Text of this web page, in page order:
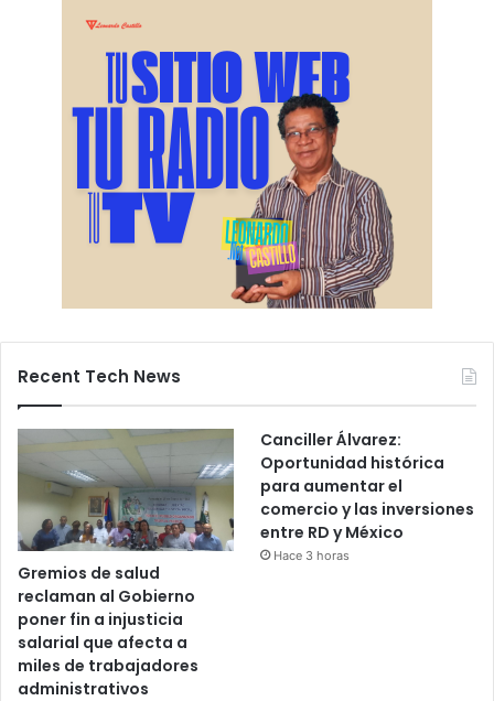
Recent Tech News
Gremios de salud
reclaman al Gobierno
poner fin a injusticia
salarial que afecta a
miles de trabajadores
administrativos
Canciller Álvarez:
Oportunidad histórica
para aumentar el
comercio y las inversiones
entre RD y México
Hace 3 horas